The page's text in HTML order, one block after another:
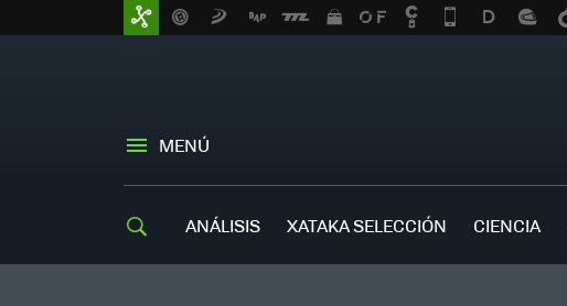
MENÚ
ANÁLISIS XATAKA SELECCIÓN CIENCIA